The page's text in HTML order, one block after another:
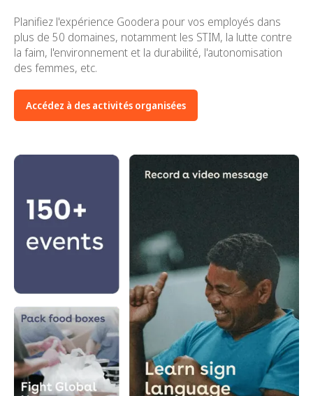
Planifiez l'expérience Goodera pour vos employés dans
plus de 50 domaines, notamment les STIM, la lutte contre
la faim, l'environnement et la durabilité, l'autonomisation
des femmes, etc.
Accédez à des activités organisées